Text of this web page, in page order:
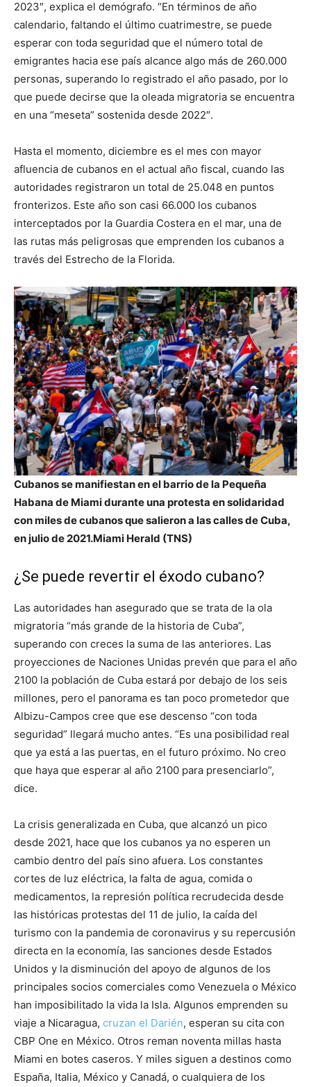
2023″, explica el demógrafo. “En términos de año
calendario, faltando el último cuatrimestre, se puede
esperar con toda seguridad que el número total de
emigrantes hacia ese país alcance algo más de 260.000
personas, superando lo registrado el año pasado, por lo
que puede decirse que la oleada migratoria se encuentra
en una “meseta” sostenida desde 2022″.
Hasta el momento, diciembre es el mes con mayor
afluencia de cubanos en el actual año fiscal, cuando las
autoridades registraron un total de 25.048 en puntos
fronterizos. Este año son casi 66.000 los cubanos
interceptados por la Guardia Costera en el mar, una de
las rutas más peligrosas que emprenden los cubanos a
través del Estrecho de la Florida.
Cubanos se manifiestan en el barrio de la Pequeña
Habana de Miami durante una protesta en solidaridad
con miles de cubanos que salieron a las calles de Cuba,
en julio de 2021.Miami Herald (TNS)
¿Se puede revertir el éxodo cubano?
Las autoridades han asegurado que se trata de la ola
migratoria “más grande de la historia de Cuba”,
superando con creces la suma de las anteriores. Las
proyecciones de Naciones Unidas prevén que para el año
2100 la población de Cuba estará por debajo de los seis
millones, pero el panorama es tan poco prometedor que
Albizu-Campos cree que ese descenso “con toda
seguridad” llegará mucho antes. “Es una posibilidad real
que ya está a las puertas, en el futuro próximo. No creo
que haya que esperar al año 2100 para presenciarlo”,
dice.
La crisis generalizada en Cuba, que alcanzó un pico
desde 2021, hace que los cubanos ya no esperen un
cambio dentro del país sino afuera. Los constantes
cortes de luz eléctrica, la falta de agua, comida o
medicamentos, la represión política recrudecida desde
las históricas protestas del 11 de julio, la caída del
turismo con la pandemia de coronavirus y su repercusión
directa en la economía, las sanciones desde Estados
Unidos y la disminución del apoyo de algunos de los
principales socios comerciales como Venezuela o México
han imposibilitado la vida la Isla. Algunos emprenden su
viaje a Nicaragua, cruzan el Darién, esperan su cita con
CBP One en México. Otros reman noventa millas hasta
Miami en botes caseros. Y miles siguen a destinos como
España, Italia, México y Canadá, o cualquiera de los